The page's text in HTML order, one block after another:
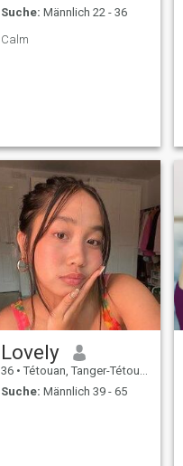
Suche: Männlich 22 - 36
Calm
Lovely
36 • Tétouan, Tanger-Tétouan, Marokko
Suche: Männlich 39 - 65